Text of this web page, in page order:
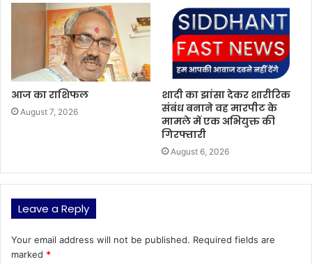
आज का राशिफल
August 7, 2026
शादी का झांसा देकर शारीरिक
संबंध बनाने वह मारपीट के
मामले में एक अभियुक्त की
गिरफ्तारी
August 6, 2026
Leave a Reply
Your email address will not be published. Required fields are
marked *